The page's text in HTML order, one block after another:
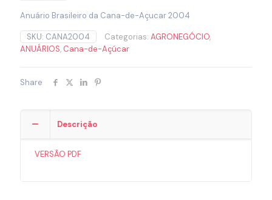
Anuário Brasileiro da Cana-de-Açucar 2004
SKU: CANA2004 Categorias: AGRONEGÓCIO,
ANUÁRIOS, Cana-de-Açúcar
Share
Descrição
VERSÃO PDF